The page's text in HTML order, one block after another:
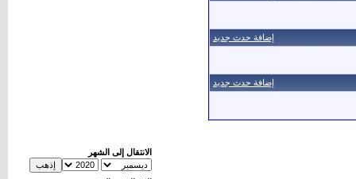
إضافة حدث جديد
إضافة حدث جديد
الانتقال إلى الشهر